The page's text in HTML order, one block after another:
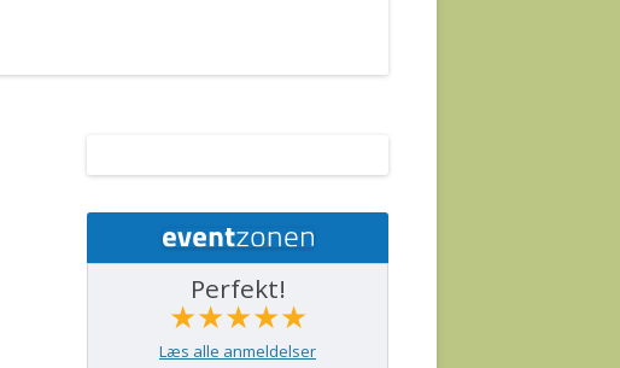
Perfekt!
★★★★★
Læs alle anmeldelser